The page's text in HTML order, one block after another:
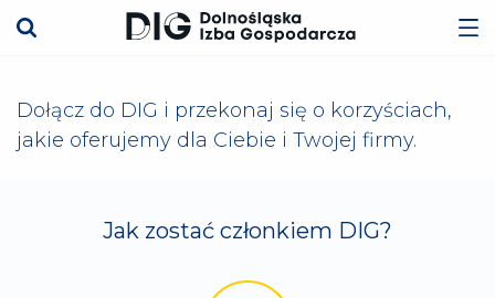
Dołącz do DIG i przekonaj się o korzyściach,
jakie oferujemy dla Ciebie i Twojej firmy.
Jak zostać członkiem DIG?